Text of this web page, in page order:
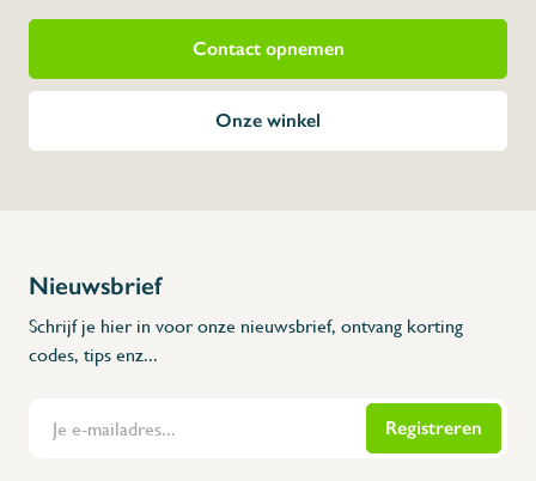
Contact opnemen
Onze winkel
Nieuwsbrief
Schrijf je hier in voor onze nieuwsbrief, ontvang korting
codes, tips enz...
Registreren